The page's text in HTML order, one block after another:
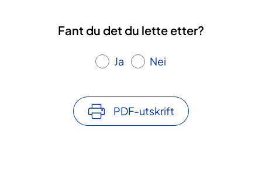
Fant du det du lette etter?
Ja Nei
PDF-utskrift